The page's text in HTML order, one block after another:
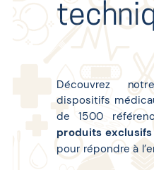
Découvrez
dispositifs
de 1500
produits exclusifs
pour répondre à